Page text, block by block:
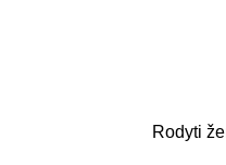
Rodyti